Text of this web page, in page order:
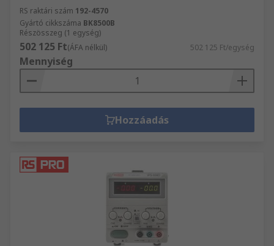
RS raktári szám 192-4570
Gyártó cikkszáma BK8500B
Részösszeg (1 egység)
502 125 Ft(ÁFA nélkül) 502 125 Ft/egység
Mennyiség
Hozzáadás